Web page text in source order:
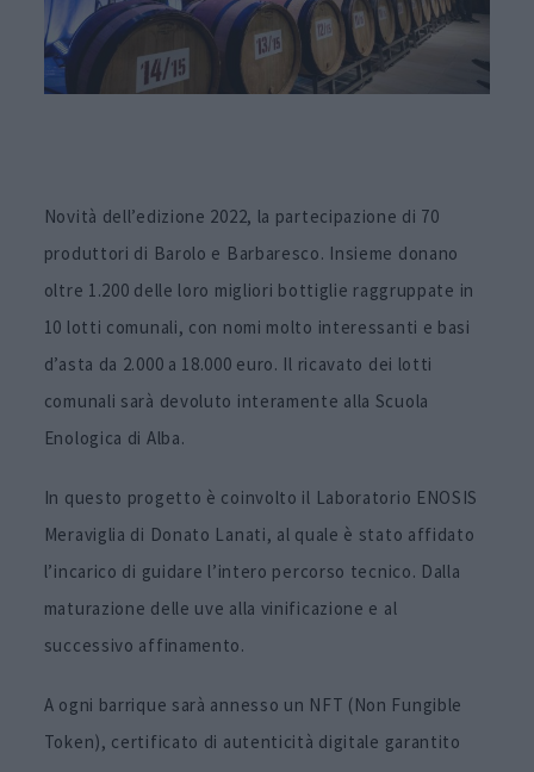
Novità dell’edizione 2022, la partecipazione di 70
produttori di Barolo e Barbaresco. Insieme donano
oltre 1.200 delle loro migliori bottiglie raggruppate in
10 lotti comunali, con nomi molto interessanti e basi
d’asta da 2.000 a 18.000 euro. Il ricavato dei lotti
comunali sarà devoluto interamente alla Scuola
Enologica di Alba.
In questo progetto è coinvolto il Laboratorio ENOSIS
Meraviglia di Donato Lanati, al quale è stato affidato
l’incarico di guidare l’intero percorso tecnico. Dalla
maturazione delle uve alla vinificazione e al
successivo affinamento.
A ogni barrique sarà annesso un NFT (Non Fungible
Token), certificato di autenticità digitale garantito